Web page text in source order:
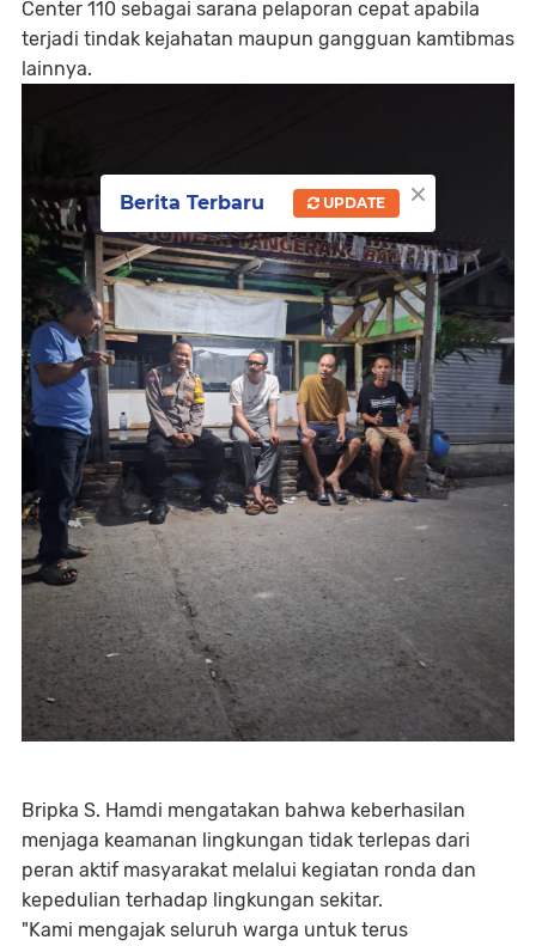
Center 110 sebagai sarana pelaporan cepat apabila
terjadi tindak kejahatan maupun gangguan kamtibmas
lainnya.
Bripka S. Hamdi mengatakan bahwa keberhasilan
menjaga keamanan lingkungan tidak terlepas dari
peran aktif masyarakat melalui kegiatan ronda dan
kepedulian terhadap lingkungan sekitar.
"Kami mengajak seluruh warga untuk terus
×
Berita Terbaru UPDATE